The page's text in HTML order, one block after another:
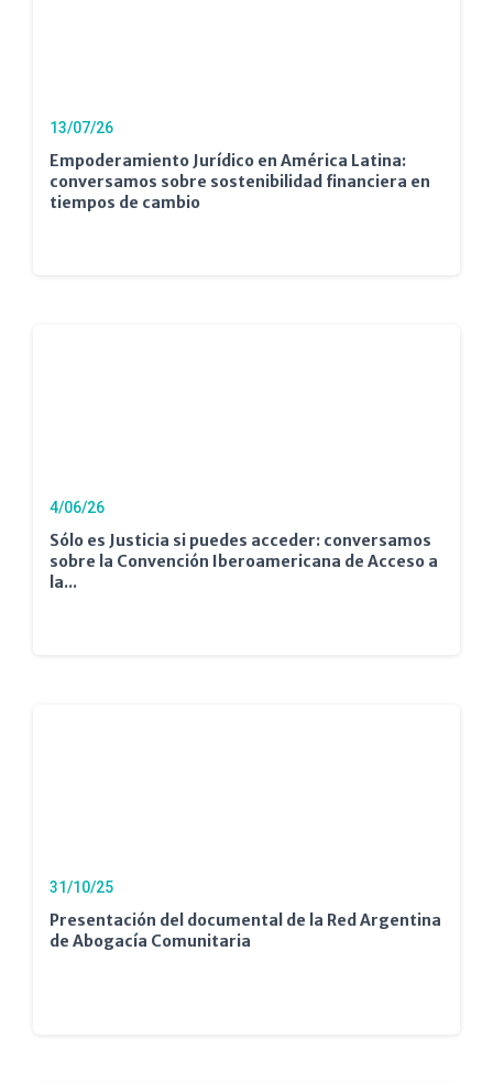
13/07/26
Empoderamiento Jurídico en América Latina:
conversamos sobre sostenibilidad financiera en
tiempos de cambio
4/06/26
Sólo es Justicia si puedes acceder: conversamos
sobre la Convención Iberoamericana de Acceso a
la...
31/10/25
Presentación del documental de la Red Argentina
de Abogacía Comunitaria